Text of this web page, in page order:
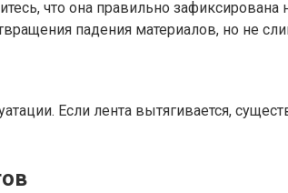
что она правильно
падения материалов, но не
Если лента вытягивается,